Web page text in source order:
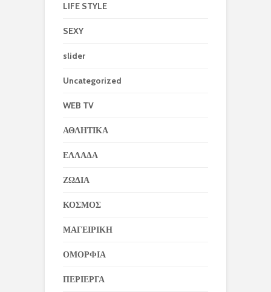
LIFE STYLE
SEXY
slider
Uncategorized
WEB TV
ΑΘΛΗΤΙΚΑ
ΕΛΛΑΔΑ
ΖΩΔΙΑ
ΚΟΣΜΟΣ
ΜΑΓΕΙΡΙΚΗ
ΟΜΟΡΦΙΑ
ΠΕΡΙΕΡΓΑ